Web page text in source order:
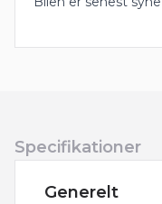
Specifikationer
Generelt